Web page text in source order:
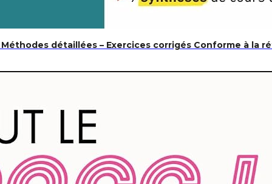
détaillées – Exercices corrigés Conforme à la